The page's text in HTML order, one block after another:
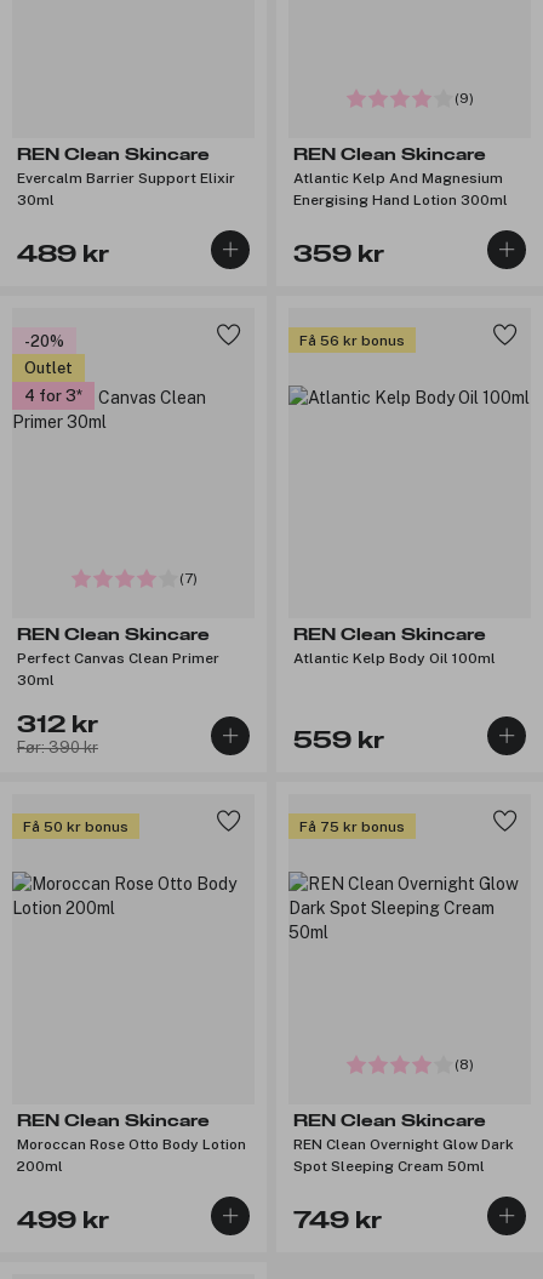
REN Clean Skincare
Evercalm Barrier Support Elixir
30ml
489 kr
(9)
REN Clean Skincare
Atlantic Kelp And Magnesium
Energising Hand Lotion 300ml
359 kr
-20%
Outlet
4 for 3
(7)
REN Clean Skincare
Perfect Canvas Clean Primer
30ml
312 kr
Før: 390 kr
Få 56 kr bonus
REN Clean Skincare
Atlantic Kelp Body Oil 100ml
559 kr
Få 50 kr bonus
REN Clean Skincare
Moroccan Rose Otto Body Lotion
200ml
499 kr
Få 75 kr bonus
(8)
REN Clean Skincare
REN Clean Overnight Glow Dark
Spot Sleeping Cream 50ml
749 kr